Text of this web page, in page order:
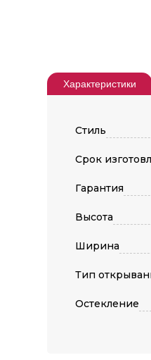
Характеристики
Стиль
Срок
Гарантия
Высота
Ширина
Тип
Остекление